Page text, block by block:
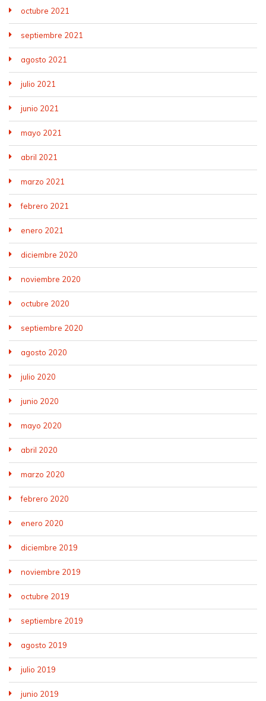
octubre 2021
septiembre 2021
agosto 2021
julio 2021
junio 2021
mayo 2021
abril 2021
marzo 2021
febrero 2021
enero 2021
diciembre 2020
noviembre 2020
octubre 2020
septiembre 2020
agosto 2020
julio 2020
junio 2020
mayo 2020
abril 2020
marzo 2020
febrero 2020
enero 2020
diciembre 2019
noviembre 2019
octubre 2019
septiembre 2019
agosto 2019
julio 2019
junio 2019